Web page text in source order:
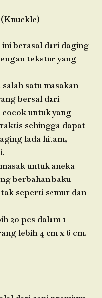
berasal dari daging
tekstur yang
satu masakan
bersal dari
cocok untuk yang
sehingga dapat
lada hitam,
untuk aneka
berbahan baku
seperti semur dan
20 pcs dalam 1
lebih 4 cm x 6 cm.